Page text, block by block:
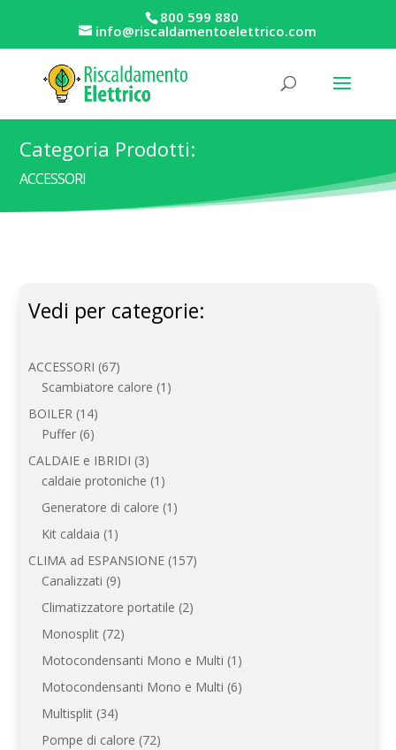
800 599 880
info@riscaldamentoelettrico.com
Categoria Prodotti:
ACCESSORI
Vedi per categorie:
ACCESSORI 6767
prodotti
Scambiatore calore 1 1
BOILER 1414
prodotti
Puffer 66
prodotti
CALDAIE e IBRIDI 33
prodotti
caldaie protoniche 1 1
prodotto
Generatore di calore 1 1
Kit caldaia 1 1
prodotto
CLIMA ad ESPANSIONE 157157
Canalizzati 99
prodotti
Climatizzatore portatile 22
Monosplit 7272
prodotti
Motocondensanti Mono e Multi 1 1
prodotto
Motocondensanti Mono e Multi 66
Multisplit 3434
prodotti
Pompe di calore 7272